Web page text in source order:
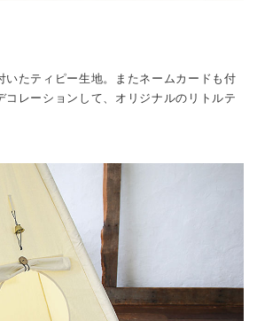
いたティピー生地。またネームカードも付
コレーションして、オリジナルのリトルテ